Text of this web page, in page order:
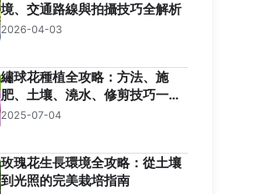
境、交通路線與拍攝技巧全解析
2026-04-03
繡球花種植全攻略：方法、施
肥、土壤、澆水、修剪技巧一網
打盡！
2025-07-04
玫瑰花生長環境全攻略：從土壤
到光照的完美栽培指南